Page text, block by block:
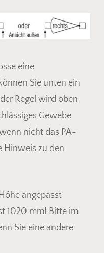
eine
Sie unten ein
Regel wird oben
Gewebe
nicht das PA-
Hinweis zu den
angepasst
1020 mm! Bitte im
Sie eine andere